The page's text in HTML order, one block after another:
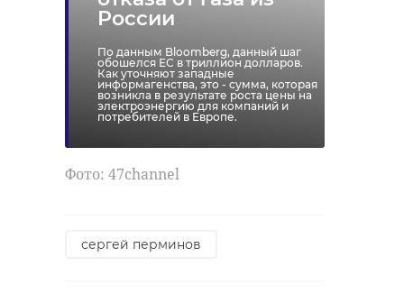
России
По данным Bloomberg, данный шаг
обошелся ЕС в триллион долларов.
Как уточняют западные
информагенства, это - сумма, которая
возникла в результате роста цены на
электроэнергию для компаний и
потребителей в Европе.
Фото: 47channel
сергей перминов